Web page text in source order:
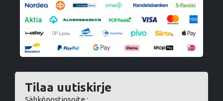
Tilaa uutiskirje
Sähköpostiosoite :